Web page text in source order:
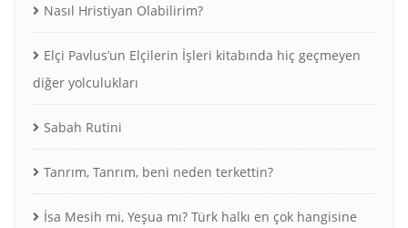
Nasıl Hristiyan Olabilirim?
Elçi Pavlus’un Elçilerin İşleri kitabında hiç geçmeyen
diğer yolculukları
Sabah Rutini
Tanrım, Tanrım, beni neden terkettin?
İsa Mesih mi, Yeşua mı? Türk halkı en çok hangisine